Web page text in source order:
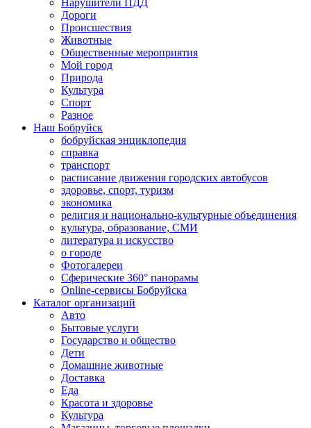
Нарушители ПДД
Дороги
Происшествия
Животные
Общественные мероприятия
Мой город
Природа
Культура
Спорт
Разное
Наш Бобруйск
бобруйская энциклопедия
справка
транспорт
расписание движения городских автобусов
здоровье, спорт, туризм
экономика
религия и национально-культурные объединения
культура, образование, СМИ
литература и искусство
о городе
Фотогалереи
Сферические 360° панорамы
Online-сервисы Бобруйска
Каталог организаций
Авто
Бытовые услуги
Государство и общество
Дети
Домашние животные
Доставка
Еда
Красота и здоровье
Культура